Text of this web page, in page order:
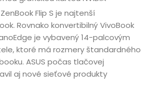
ZenBook Flip S je najtenší
Rovnako konvertibilný VivoBook
je vybavený 14-palcovým
ktoré má rozmery štandardného
ASUS počas tlačovej
aj nové sieťové produkty